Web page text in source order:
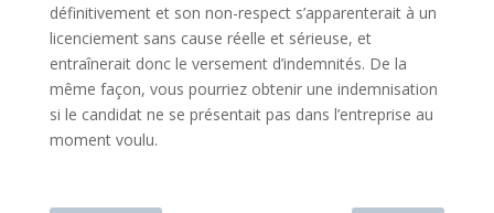
définitivement et son non-respect s’apparenterait à un
licenciement sans cause réelle et sérieuse, et
entraînerait donc le versement d’indemnités. De la
même façon, vous pourriez obtenir une indemnisation
si le candidat ne se présentait pas dans l’entreprise au
moment voulu.